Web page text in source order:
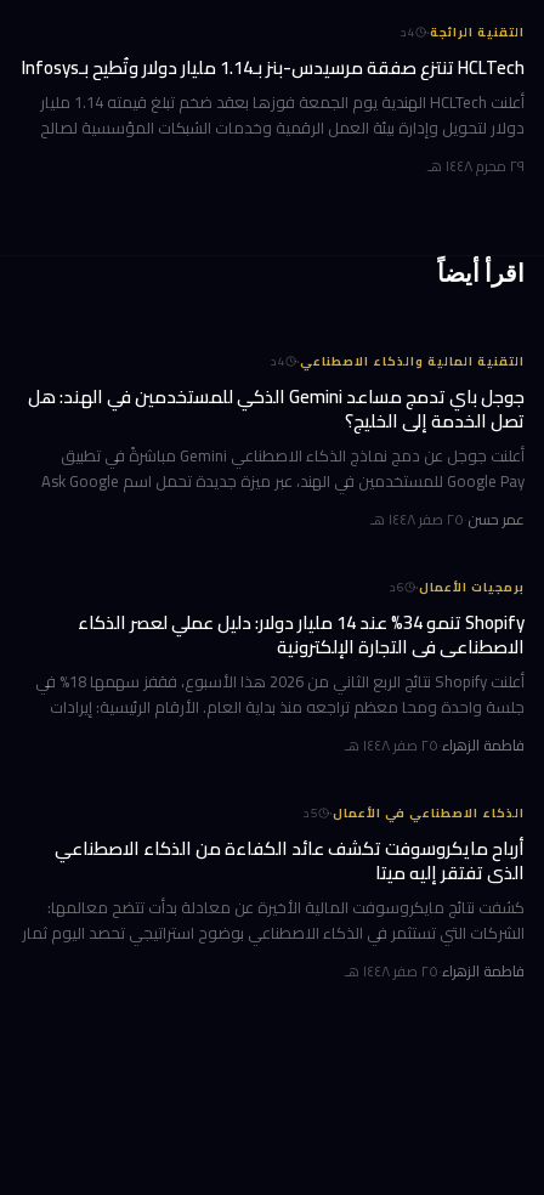
التقنية الرائجة·
4د
HCLTech تنتزع صفقة مرسيدس-بنز بـ1.14 مليار دولار وتُطيح بـInfosys
أعلنت HCLTech الهندية يوم الجمعة فوزها بعقد ضخم تبلغ قيمته 1.14 مليار
دولار لتحويل وإدارة بيئة العمل الرقمية وخدمات الشبكات المؤسسية لصالح
٢٩ محرم ١٤٤٨ هـ
اقرأ أيضاً
التقنية المالية والذكاء الاصطناعي·
4د
جوجل باي تدمج مساعد Gemini الذكي للمستخدمين في الهند: هل
تصل الخدمة إلى الخليج؟
أعلنت جوجل عن دمج نماذج الذكاء الاصطناعي Gemini مباشرةً في تطبيق
Google Pay للمستخدمين في الهند، عبر ميزة جديدة تحمل اسم Ask Google
عمر حسن·٢٥ صفر ١٤٤٨ هـ
برمجيات الأعمال·
6د
Shopify تنمو 34% عند 14 مليار دولار: دليل عملي لعصر الذكاء
الاصطناعي في التجارة الإلكترونية
أعلنت Shopify نتائج الربع الثاني من 2026 هذا الأسبوع، فقفز سهمها 18% في
جلسة واحدة ومحا معظم تراجعه منذ بداية العام. الأرقام الرئيسية: إيرادات
ربعية 3.58 مليار دولار بنمو 34%، وحجم بضائع إجمالي GMV بل
فاطمة الزهراء·٢٥ صفر ١٤٤٨ هـ
الذكاء الاصطناعي في الأعمال·
5د
أرباح مايكروسوفت تكشف عائد الكفاءة من الذكاء الاصطناعي
الذي تفتقر إليه ميتا
كشفت نتائج مايكروسوفت المالية الأخيرة عن معادلة بدأت تتضح معالمها:
الشركات التي تستثمر في الذكاء الاصطناعي بوضوح استراتيجي تحصد اليوم ثمار
الكفاءة وخفض التكاليف، بينما تتعثر أخرى في تحويل إنفاقها الضخ
فاطمة الزهراء·٢٥ صفر ١٤٤٨ هـ